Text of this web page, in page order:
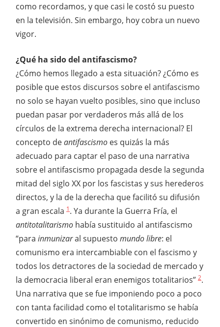
como recordamos, y que casi le costó su puesto
en la televisión. Sin embargo, hoy cobra un nuevo
vigor.
¿Qué ha sido del antifascismo?
¿Cómo hemos llegado a esta situación? ¿Cómo es
posible que estos discursos sobre el antifascismo
no solo se hayan vuelto posibles, sino que incluso
puedan pasar por verdaderos más allá de los
círculos de la extrema derecha internacional? El
concepto deantifascismo es quizás la más
adecuado para captar el paso de una narrativa
sobre el antifascismo propagada desde la segunda
mitad del siglo XX por los fascistas y sus herederos
directos, y la de la derecha que facilitó su difusión
a gran escala 1. Ya durante la Guerra Fría, el
antitotalitarismo había sustituido al antifascismo
“para inmunizaral supuesto mundo libre: el
comunismo era intercambiable con el fascismo y
todos los detractores de la sociedad de mercado y
la democracia liberal eran enemigos totalitarios” 2.
Una narrativa que se fue imponiendo poco a poco
con tanta facilidad como el totalitarismo se había
convertido en sinónimo de comunismo, reducido